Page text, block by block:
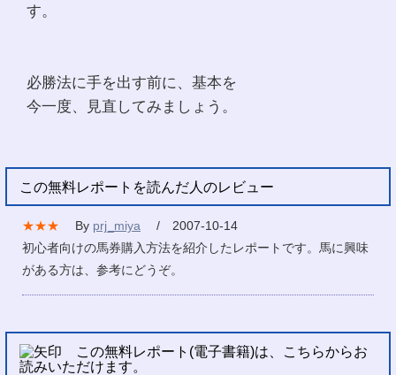
す。
必勝法に手を出す前に、基本を
今一度、見直してみましょう。
この無料レポートを読んだ人のレビュー
★★★ By prj_miya
/ 2007-10-14
初心者向けの馬券購入方法を紹介したレポートです。馬に興味
がある方は、参考にどうぞ。
この無料レポート(電子書籍)は、こちらからお
読みいただけます。